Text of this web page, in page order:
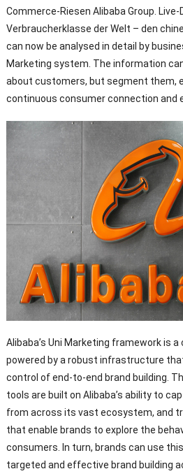
Commerce-Riesen Alibaba Group.
Verbraucherklasse der Welt – den
can now be analysed in detail by
Marketing system The information
about customers, but segment them,
continuous consumer connection and
Alibaba’s Uni Marketing framework is
powered by a robust infrastructure
control of end-to-end brand building.
tools are built on Alibaba’s ability to
from across its vast ecosystem, and
that enable brands to explore the
consumers. In turn, brands can use
targeted and effective brand building